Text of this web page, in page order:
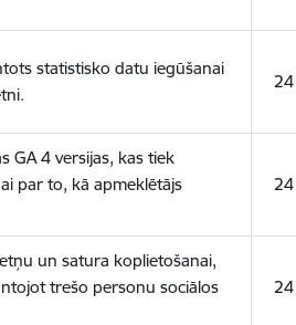
statistisko datu iegūšanai
GA 4 versijas, kas tiek
par to, kā apmeklētājs
un satura koplietošanai,
trešo personu sociālos